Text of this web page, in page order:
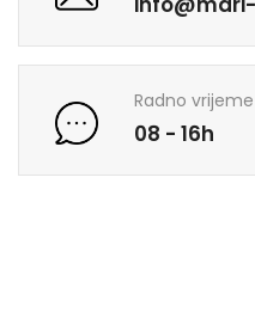
Radno vrijeme
08 - 16h